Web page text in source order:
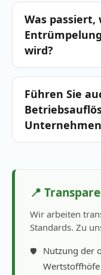
Was passiert,
wird?
Führen Sie
📍
Wir arbeiten
Standards. Zu
Nutzung der